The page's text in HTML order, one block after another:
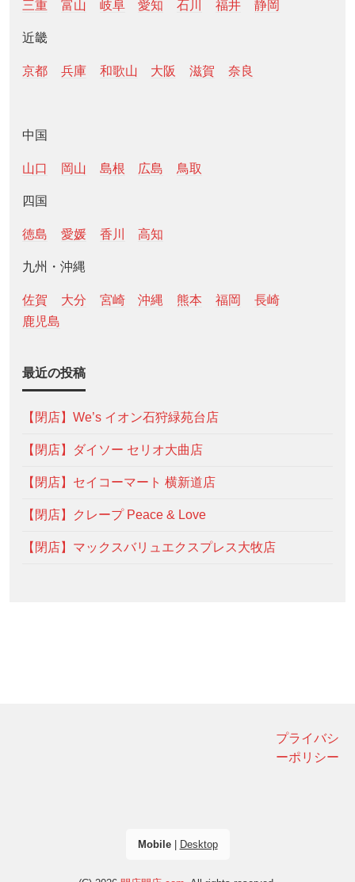
三重 富山 岐阜 愛知 石川 福井 静岡
近畿
京都 兵庫 和歌山 大阪 滋賀 奈良
中国
山口 岡山 島根 広島 鳥取
四国
徳島 愛媛 香川 高知
九州・沖縄
佐賀 大分 宮崎 沖縄 熊本 福岡
長崎
鹿児島
最近の投稿
【閉店】We’s イオン石狩緑苑台店
【閉店】ダイソー セリオ大曲店
【閉店】セイコーマート 横新道店
【閉店】クレープ Peace & Love
【閉店】マックスバリュエクスプレス大牧店
プライバシ
ーポリシー
Mobile| Desktop